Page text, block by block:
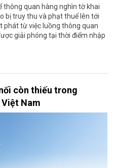
thông quan hàng nghìn tờ khai
bị truy thu và phạt thuế lên tới
phát từ việc luồng thông quan
giải phóng tại thời điểm nhập
còn thiếu trong
Nam